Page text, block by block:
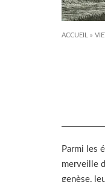
ACCUEIL »
Parmi les
merveille
genèse,